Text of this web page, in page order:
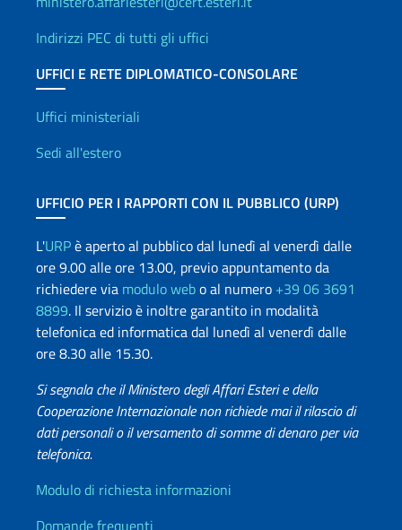
Indirizzi PEC di tutti gli uffici
UFFICI E RETE DIPLOMATICO-CONSOLARE
Uffici e Rete diplomatica
Uffici ministeriali
Sedi all'estero
UFFICIO PER I RAPPORTI CON IL PUBBLICO (URP)
L'URPè aperto al pubblico dal lunedì al venerdì dalle
ore 9.00 alle ore 13.00, previo appuntamento da
richiedere via modulo webo al numero +39 06 3691
8899. Il servizio è inoltre garantito in modalità
telefonica ed informatica dal lunedì al venerdì dalle
ore 8.30 alle 15.30.
Si segnala che il Ministero degli Affari Esteri e della
Cooperazione Internazionale non richiede mai il rilascio di
dati personali o il versamento di somme di denaro per via
telefonica.
Info utili
Modulo di richiesta informazioni
Domande frequenti